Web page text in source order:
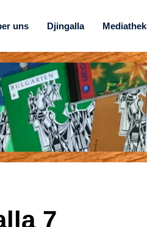
uns Djingalla Mediathek
7